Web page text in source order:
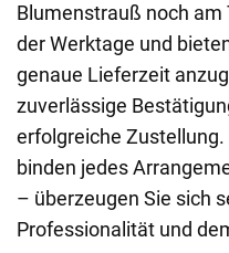
Blumenstrauß noch am
der Werktage und
genaue Lieferzeit
zuverlässige
erfolgreiche
binden jedes
– überzeugen Sie sich
Professionalität und